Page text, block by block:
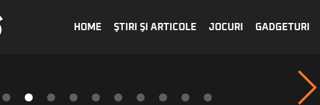
HOME ŞTIRI ŞI ARTICOLE JOCURI GADGETURI